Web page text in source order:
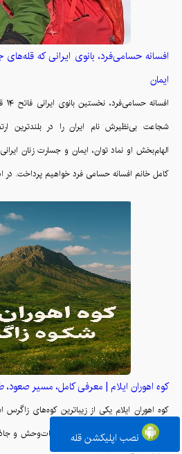
افسانه حسامی‌فرد، بانوی ایرانی که قله‌های
ایمان
شجاعت بی‌نظیرش نام ایران را در بلندترین
الهام‌بخش او نماد توان، ایمان و جسارت زنان
کامل خانم افسانه حسامی فرد خواهیم پرداخت. در
کوه اهوران ایلام | معرفی کامل، مسیر
کوه اهوران ایلام یکی از زیباترین کوه‌های
جغرافیایی، مسیر صعود، طبیعت، حیات‌وحش و